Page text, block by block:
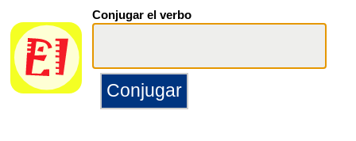
Conjugar el verbo